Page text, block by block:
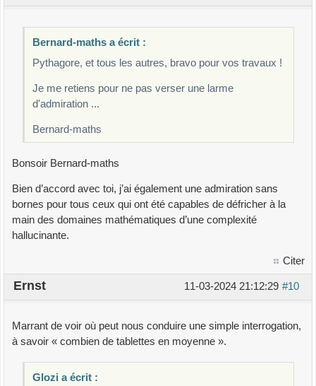
Bernard-maths a écrit :
Pythagore, et tous les autres, bravo pour vos travaux !
Je me retiens pour ne pas verser une larme
d'admiration ...
Bernard-maths
Bonsoir Bernard-maths
Bien d’accord avec toi, j’ai également une admiration sans
bornes pour tous ceux qui ont été capables de défricher à la
main des domaines mathématiques d’une complexité
hallucinante.
Citer
#10
11-03-2024 21:12:29
Ernst
Marrant de voir où peut nous conduire une simple interrogation,
à savoir « combien de tablettes en moyenne ».
Glozi a écrit :